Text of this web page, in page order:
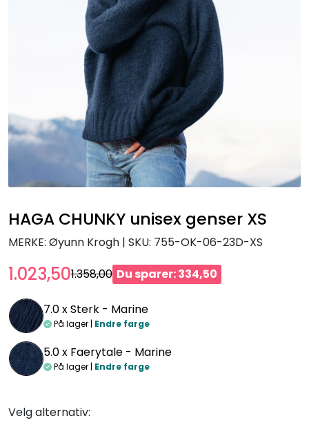
HAGA CHUNKY unisex genser XS
MERKE: Øyunn Krogh | SKU: 755-OK-06-23D-XS
1.023,501.358,00 Du sparer: 334,50
7.0 xSterk - Marine
På lager | Endre farge
5.0 x Faerytale - Marine
På lager | Endre farge
Velg alternativ: